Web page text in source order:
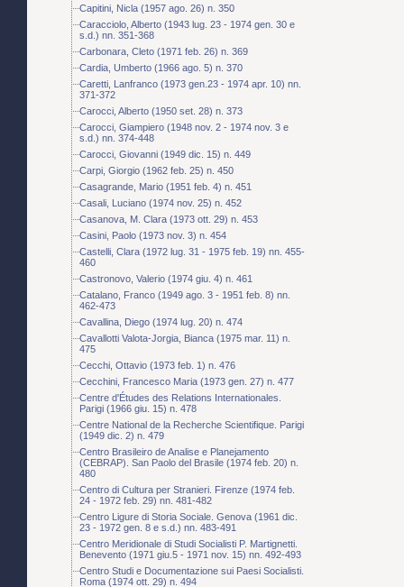
Capitini, Nicla (1957 ago. 26) n. 350
Caracciolo, Alberto (1943 lug. 23 - 1974 gen. 30 e
s.d.) nn. 351-368
Carbonara, Cleto (1971 feb. 26) n. 369
Cardia, Umberto (1966 ago. 5) n. 370
Caretti, Lanfranco (1973 gen.23 - 1974 apr. 10) nn.
371-372
Carocci, Alberto (1950 set. 28) n. 373
Carocci, Giampiero (1948 nov. 2 - 1974 nov. 3 e
s.d.) nn. 374-448
Carocci, Giovanni (1949 dic. 15) n. 449
Carpi, Giorgio (1962 feb. 25) n. 450
Casagrande, Mario (1951 feb. 4) n. 451
Casali, Luciano (1974 nov. 25) n. 452
Casanova, M. Clara (1973 ott. 29) n. 453
Casini, Paolo (1973 nov. 3) n. 454
Castelli, Clara (1972 lug. 31 - 1975 feb. 19) nn. 455-
460
Castronovo, Valerio (1974 giu. 4) n. 461
Catalano, Franco (1949 ago. 3 - 1951 feb. 8) nn.
462-473
Cavallina, Diego (1974 lug. 20) n. 474
Cavallotti Valota-Jorgia, Bianca (1975 mar. 11) n.
475
Cecchi, Ottavio (1973 feb. 1) n. 476
Cecchini, Francesco Maria (1973 gen. 27) n. 477
Centre d'Études des Relations Internationales.
Parigi (1966 giu. 15) n. 478
Centre National de la Recherche Scientifique. Parigi
(1949 dic. 2) n. 479
Centro Brasileiro de Analise e Planejamento
(CEBRAP). San Paolo del Brasile (1974 feb. 20) n.
480
Centro di Cultura per Stranieri. Firenze (1974 feb.
24 - 1972 feb. 29) nn. 481-482
Centro Ligure di Storia Sociale. Genova (1961 dic.
23 - 1972 gen. 8 e s.d.) nn. 483-491
Centro Meridionale di Studi Socialisti P. Martignetti.
Benevento (1971 giu.5 - 1971 nov. 15) nn. 492-493
Centro Studi e Documentazione sui Paesi Socialisti.
Roma (1974 ott. 29) n. 494